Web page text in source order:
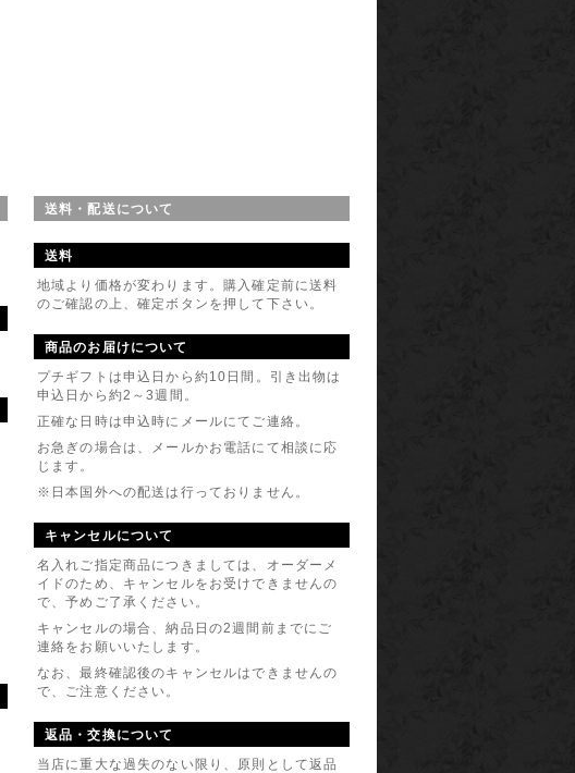
送料・配送について
送料
地域より価格が変わります。購入確定前に送料
のご確認の上、確定ボタンを押して下さい。
商品のお届けについて
プチギフトは申込日から約10日間。引き出物は
申込日から約2～3週間。
正確な日時は申込時にメールにてご連絡。
お急ぎの場合は、メールかお電話にて相談に応
じます。
※日本国外への配送は行っておりません。
キャンセルについて
名入れご指定商品につきましては、オーダーメ
イドのため、キャンセルをお受けできませんの
で、予めご了承ください。
キャンセルの場合、納品日の2週間前までにご
連絡をお願いいたします。
なお、最終確認後のキャンセルはできませんの
で、ご注意ください。
返品・交換について
当店に重大な過失のない限り、原則として返品